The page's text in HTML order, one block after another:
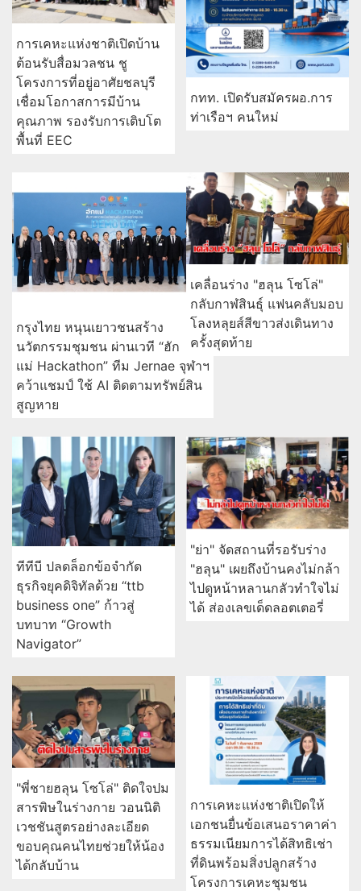
การเคหะแห่งชาติเปิดบ้าน
ต้อนรับสื่อมวลชน ชู
โครงการที่อยู่อาศัยชลบุรี
เชื่อมโอกาสการมีบ้าน
คุณภาพ รองรับการเติบโต
พื้นที่ EEC
กทท. เปิดรับสมัครผอ.การ
ท่าเรือฯ คนใหม่
กรุงไทย หนุนเยาวชนสร้าง
นวัตกรรมชุมชน ผ่านเวที “ฮัก
แม่ Hackathon” ทีม Jernae จุฬาฯ
คว้าแชมป์ ใช้ AI ติดตามทรัพย์สิน
สูญหาย
เคลื่อนร่าง "ฮลุน โซโล่"
กลับกาฬสินธุ์ แฟนคลับมอบ
โลงหลุยส์สีขาวส่งเดินทาง
ครั้งสุดท้าย
ทีทีบี ปลดล็อกข้อจำกัด
ธุรกิจยุคดิจิทัลด้วย “ttb
business one” ก้าวสู่
บทบาท “Growth
Navigator”
"ย่า" จัดสถานที่รอรับร่าง
"ฮลุน" เผยถึงบ้านคงไม่กล้า
ไปดูหน้าหลานกลัวทำใจไม่
ได้ ส่องเลขเด็ดลอตเตอรี่
"พี่ชายฮลุน โซโล่" ติดใจปม
สารพิษในร่างกาย วอนนิติ
เวชชันสูตรอย่างละเอียด
ขอบคุณคนไทยช่วยให้น้อง
ได้กลับบ้าน
การเคหะแห่งชาติเปิดให้
เอกชนยื่นข้อเสนอราคาค่า
ธรรมเนียมการได้สิทธิเช่า
ที่ดินพร้อมสิ่งปลูกสร้าง
โครงการเคหะชุมชน